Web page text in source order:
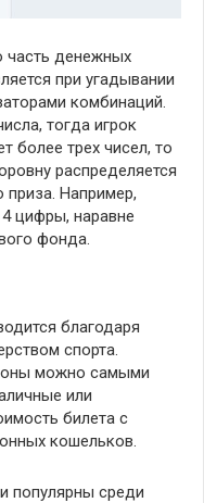
часть денежных
при угадывании
комбинаций.
тогда игрок
более трех чисел, то
распределяется
Например,
цифры, наравне
фонда.
благодаря
спорта.
можно самыми
или
билета с
кошельков.
популярны среди